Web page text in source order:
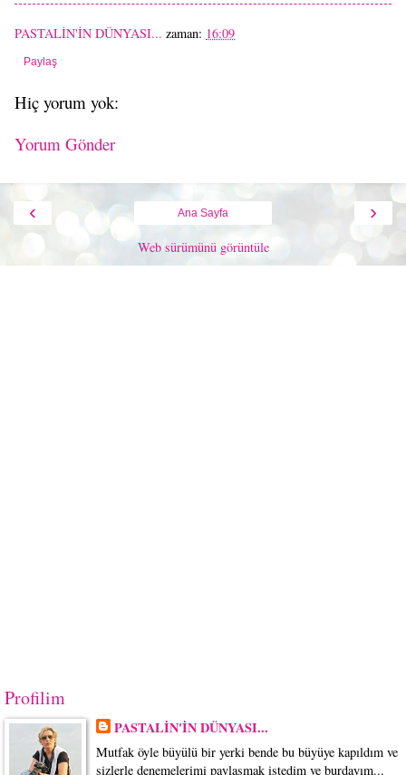
PASTALİN'İN DÜNYASI... zaman: 16:09
Paylaş
Hiç yorum yok:
Yorum Gönder
‹ ›
Ana Sayfa
Web sürümünü görüntüle
Profilim
PASTALİN'İN DÜNYASI...
Mutfak öyle büyülü bir yerki bende bu büyüye kapıldım ve
sizlerle denemelerimi paylaşmak istedim ve burdayım...